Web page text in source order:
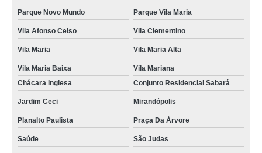
Parque Novo Mundo Parque Vila Maria
Vila Afonso Celso Vila Clementino
Vila Maria Vila Maria Alta
Vila Maria Baixa
Vila Mariana
Chácara Inglesa
Conjunto Residencial Sabará
Jardim Ceci Mirandópolis
Planalto Paulista Praça Da Árvore
Saúde São Judas